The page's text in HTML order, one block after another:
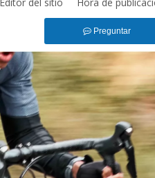
Preguntar